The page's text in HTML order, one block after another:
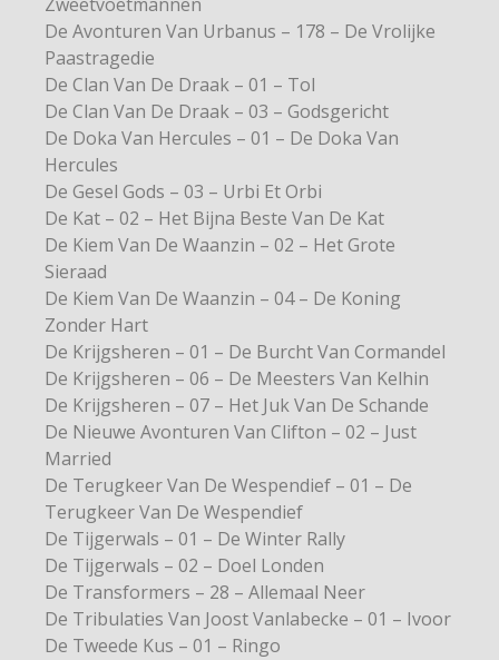
De Avonturen Van Urbanus – 178 – De Vrolijke
Paastragedie
De Clan Van De Draak – 01 – Tol
De Clan Van De Draak – 03 – Godsgericht
De Doka Van Hercules – 01 – De Doka Van
Hercules
De Gesel Gods – 03 – Urbi Et Orbi
De Kat – 02 – Het Bijna Beste Van De Kat
De Kiem Van De Waanzin – 02 – Het Grote
Sieraad
De Kiem Van De Waanzin – 04 – De Koning
Zonder Hart
De Krijgsheren – 01 – De Burcht Van Cormandel
De Krijgsheren – 06 – De Meesters Van Kelhin
De Krijgsheren – 07 – Het Juk Van De Schande
De Nieuwe Avonturen Van Clifton – 02 – Just
Married
De Terugkeer Van De Wespendief – 01 – De
Terugkeer Van De Wespendief
De Tijgerwals – 01 – De Winter Rally
De Tijgerwals – 02 – Doel Londen
De Transformers – 28 – Allemaal Neer
De Tribulaties Van Joost Vanlabecke – 01 – Ivoor
De Tweede Kus – 01 – Ringo